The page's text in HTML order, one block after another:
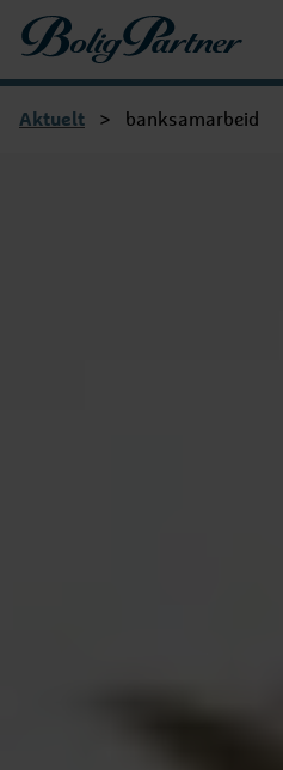
Boligpartner
Aktuelt > banksamarbeid